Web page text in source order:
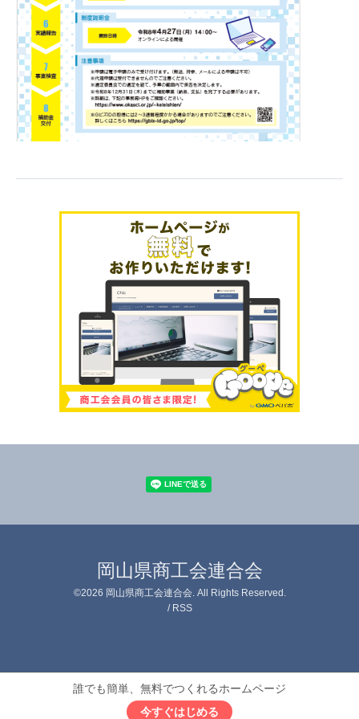
岡山県商工会連合会
©2026 岡山県商工会連合会. All Rights Reserved.
/ RSS
誰でも簡単、無料でつくれるホームページ
今すぐはじめる